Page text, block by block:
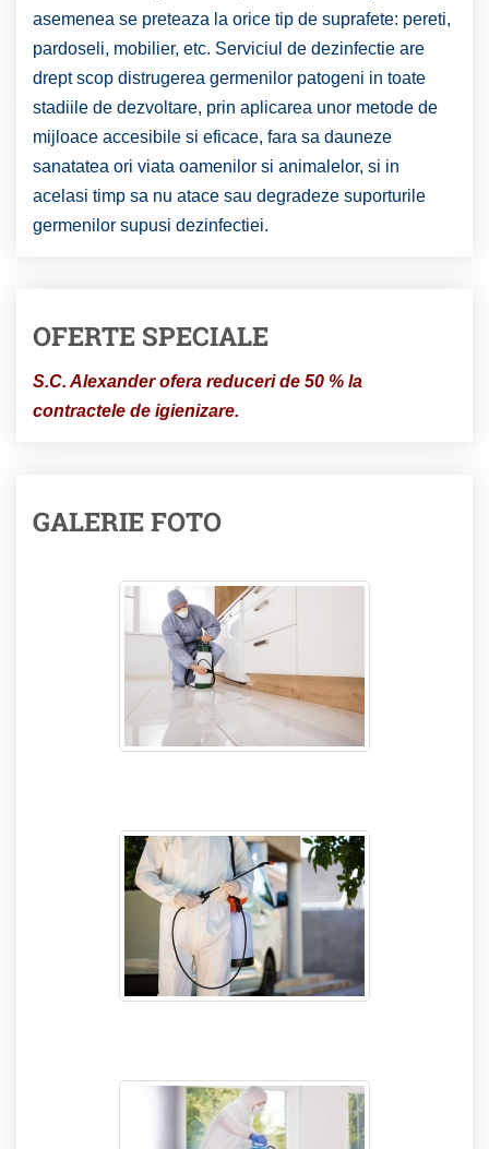
asemenea se preteaza la orice tip de suprafete: pereti,
pardoseli, mobilier, etc. Serviciul de dezinfectie are
drept scop distrugerea germenilor patogeni in toate
stadiile de dezvoltare, prin aplicarea unor metode de
mijloace accesibile si eficace, fara sa dauneze
sanatatea ori viata oamenilor si animalelor, si in
acelasi timp sa nu atace sau degradeze suporturile
germenilor supusi dezinfectiei.
OFERTE SPECIALE
S.C. Alexander ofera reduceri de 50 % la
contractele de igienizare.
GALERIE FOTO